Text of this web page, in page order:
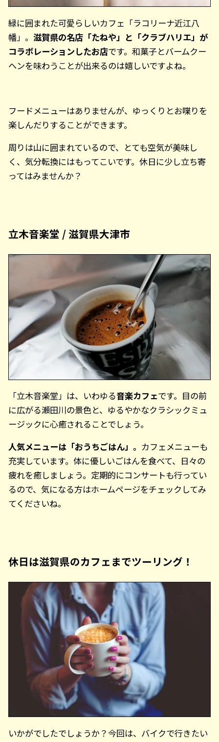
緑に囲まれた可愛らしいカフェ「ラコリーナ近江八
幡」。滋賀県の名店「たねや」と「クラブハリエ」が
コラボレーションしたお店です。和菓子とバームクー
ヘンを味わうことが出来るのは嬉しいですよね。
フードメニューはありませんが、ゆっくりとお喋りを
楽しんだりすることができます。
周りは山に囲まれているので、とても空気が美味し
く、気分転換にはもってこいです。休日に少し立ち寄
ってはみませんか？
立木音楽堂 / 滋賀県大津市
「立木音楽堂」は、いわゆる音楽カフェです。目の前
に広がる瀬田川の景色と、ゆるやかなクラシックミュ
ージックに心癒されることでしょう。
人気メニューは「おうちごはん」。 カフェメニューも
充実しています。体に優しいごはんを食べて、日々の
疲れを癒しましょう。定期的にコンサートも行ってい
るので、気になる方はホームページをチェックしてみ
てくださいね。
休日は滋賀県のカフェまでツーリング！
いかがでしたでしょうか？今回は、バイクで行きたい